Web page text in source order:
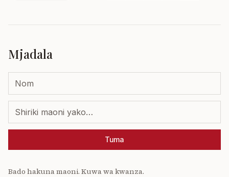
Mjadala
Tuma
Bado hakuna maoni. Kuwa wa kwanza.